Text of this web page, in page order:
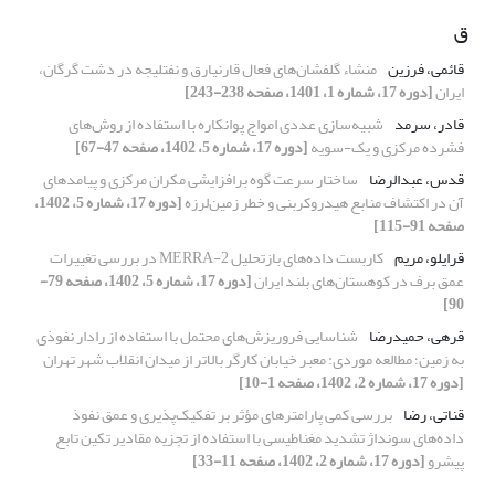
ق
قائمی، فرزین منشاء گلفشان‌های فعال قارنیارق و نفتلیجه در دشت گرگان،
ایران[دوره 17، شماره 1، 1401، صفحه 238-243]
قادر، سرمد شبیه‌سازی عددی امواج پوانکاره با استفاده از روش‌های
فشرده مرکزی و یک-سویه[دوره 17، شماره 5، 1402، صفحه 47-67]
قدس، عبدالرضا ساختار سرعت گوه برافزایشی مکران مرکزی و پیامدهای
آن در اکتشاف منابع هیدروکربنی و خطر زمین‌لرزه [دوره 17، شماره 5، 1402،
صفحه 91-115]
قرایلو، مریم
کاربست داده‌های بازتحلیل MERRA-2 در بررسی تغییرات
عمق برف در کوهستان‌های بلند ایران [دوره 17، شماره 5، 1402، صفحه 79-
90]
قرهی، حمیدرضا شناسایی فروریزش‌های محتمل با استفاده از رادار نفوذی
به زمین؛ مطالعه موردی: معبر خیابان کارگر بالاتر از میدان انقلاب شهر تهران
[دوره 17، شماره 2، 1402، صفحه 1-10]
قناتی، رضا بررسی کمی پارامترهای مؤثر بر تفکیک‌پذیری و عمق نفوذ
داده‌های سونداژ تشدید مغناطیسی با استفاده از تجزیه مقادیر تکین تابع
پیشرو[دوره 17، شماره 2، 1402، صفحه 11-33]